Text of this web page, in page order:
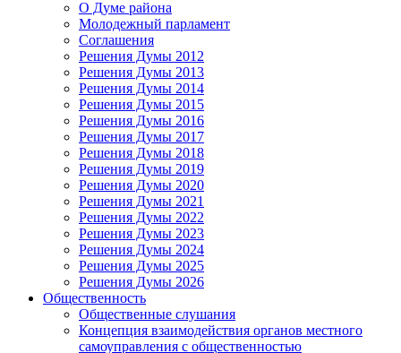
О Думе района
Молодежный парламент
Соглашения
Решения Думы 2012
Решения Думы 2013
Решения Думы 2014
Решения Думы 2015
Решения Думы 2016
Решения Думы 2017
Решения Думы 2018
Решения Думы 2019
Решения Думы 2020
Решения Думы 2021
Решения Думы 2022
Решения Думы 2023
Решения Думы 2024
Решения Думы 2025
Решения Думы 2026
Общественность
Общественные слушания
Концепция взаимодействия органов местного
самоуправления с общественностью